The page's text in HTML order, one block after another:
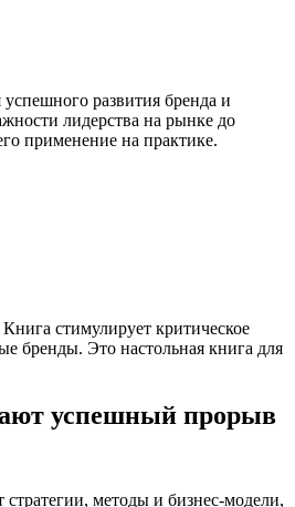
развития бренда и
лидерства на рынке до
применение на практике.
стимулирует критическое
бренды. Это настольная книга для
успешный прорыв
методы и бизнес-модели,